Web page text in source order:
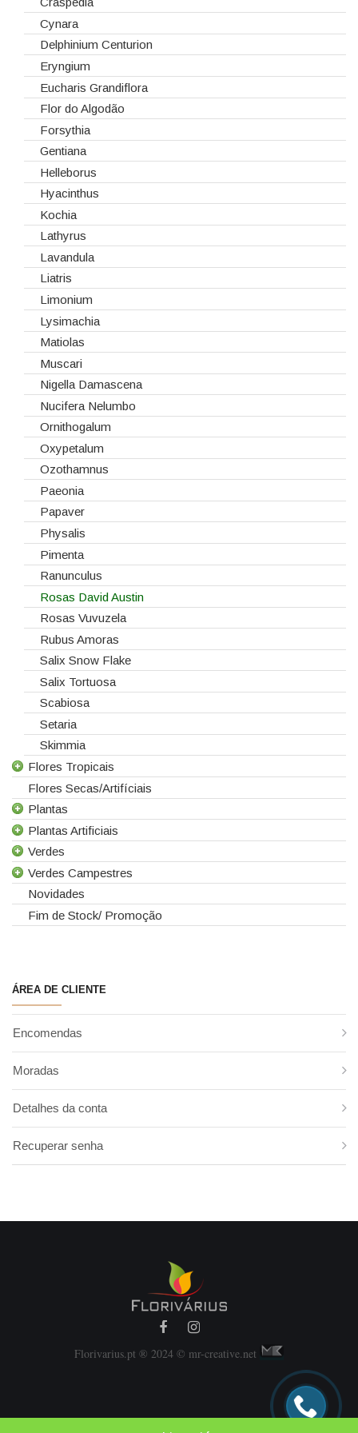
Vidros
Dendrobium
Eremurus
Fresias
Gerberas
Girassol
Gladiolus
Hydrangeas
Ilex
Lilium
Lisiantos
Moluccella
Monoflor
Phaleonopsis
Polianthes - Nardus
Rosas do Equador
Rosas da Holanda
Rosas Nacionais
Rosas Spray
Santini
Sedum
Viburnum
Vivaz
Cynara
Delphinium Centurion
Eryngium
Eucharis Grandiflora
Flor do Algodão
Forsythia
Gentiana
Helleborus
Hyacinthus
Kochia
Lathyrus
Lavandula
Liatris
Limonium
Lysimachia
Matiolas
Muscari
Nigella Damascena
Nucifera Nelumbo
Ornithogalum
Oxypetalum
Ozothamnus
Paeonia
Papaver
Physalis
Pimenta
Ranunculus
Rosas David Austin
Rosas Vuvuzela
Rubus Amoras
Salix Snow Flake
Salix Tortuosa
Scabiosa
Setaria
Skimmia
Flores Tropicais
Todas as Flores Tropicais
Alpinias
Berzelias
Brunias
Curcuma
Gloriosas
Helicónias
Flores Secas/Artifíciais
Plantas
Todas as Plantas
Gerbera de Vaso
Phalaenopsis
Sanseverina
Plantas Artificiais
Todas as Plantas Artificiais
Suculentas Artificiais
Verdes
Todos os Verdes
Asparagus
Aspidistra
Folha de Antúrio
Folhas Estreitas
Monstera
Papiros
Philodendron
Verdes Campestres
Todos os Verdes Campestres
Eucaliptos
Novidades
Fim de Stock/ Promoção
ÁREA DE CLIENTE
Encomendas
Moradas
Detalhes da conta
Recuperar senha
Florivarius.pt ® 2024 © mr-creative.net